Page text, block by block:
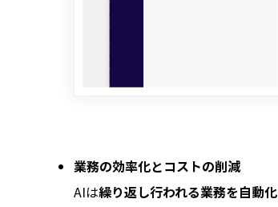
業務の効率化とコストの削減
AIは繰り返し行われる業務を自動化